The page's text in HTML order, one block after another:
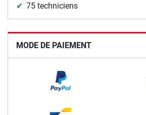
75 techniciens
MODE DE PAIEMENT